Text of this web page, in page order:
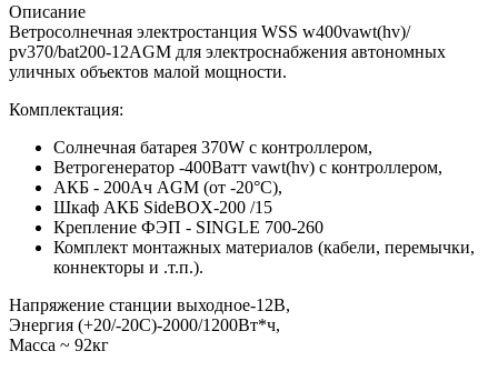
Описание
Ветросолнечная электростанция WSS w400vawt(hv)/
pv370/bat200-12AGM для электроснабжения автономных
уличных объектов малой мощности.
Комплектация:
Солнечная батарея 370W с контроллером,
Ветрогенератор -400Ватт vawt(hv) с контроллером,
АКБ - 200Ач AGM (от -20°С),
Шкаф АКБ SideBOX-200 /15
Крепление ФЭП - SINGLE 700-260
Комплект монтажных материалов (кабели, перемычки,
коннекторы и .т.п.).
Напряжение станции выходное-12В,
Энергия (+20/-20С)-2000/1200Вт*ч,
Масcа ~ 92кг